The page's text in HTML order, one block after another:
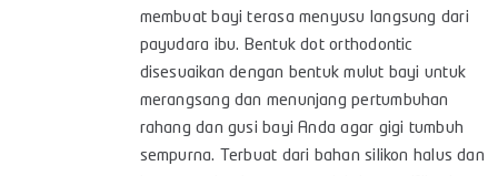
membuat bayi terasa menyusu langsung dari
payudara ibu. Bentuk dot orthodontic
disesuaikan dengan bentuk mulut bayi untuk
merangsang dan menunjang pertumbuhan
rahang dan gusi bayi Anda agar gigi tumbuh
sempurna. Terbuat dari bahan silikon halus dan